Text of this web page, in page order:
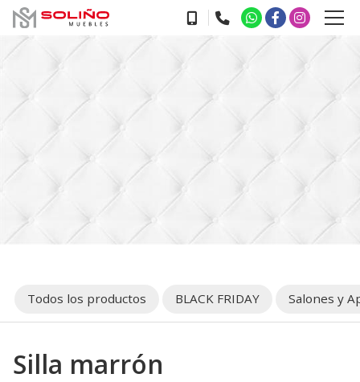
Todos los productos BLACK FRIDAY Salones y
Silla marrón